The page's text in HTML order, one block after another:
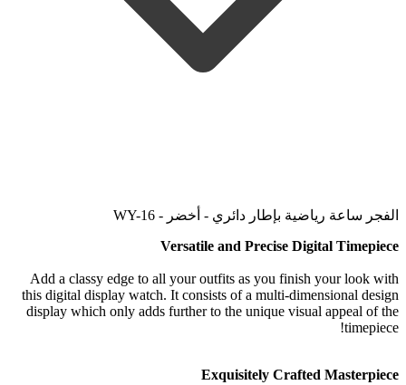
الفجر ساعة رياضية بإطار دائري - أخضر - WY-16
Versatile and Precise Digital Timepiece
Add a classy edge to all your outfits as you finish your look with
this digital display watch. It consists of a multi-dimensional design
display which only adds further to the unique visual appeal of the
timepiece!
Exquisitely Crafted Masterpiece